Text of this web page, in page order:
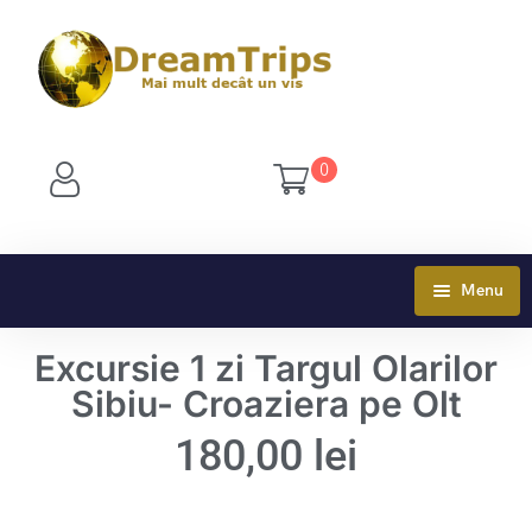
0
Menu
EXCURSII
EXCURSII BULGARIA
Excursie 1 zi Targul Olarilor
Sibiu- Croaziera pe Olt
180,00 lei